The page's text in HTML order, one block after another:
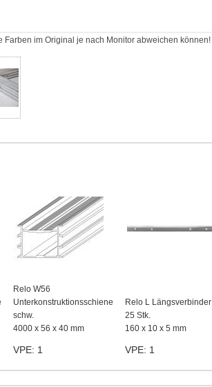
Farben im Original je nach Monitor abweichen können!
Relo W56
Unterkonstruktionsschiene
schw.
4000 x 56 x 40 mm
VPE: 1
Relo L Längsverbinder
25 Stk.
160 x 10 x 5 mm
VPE: 1